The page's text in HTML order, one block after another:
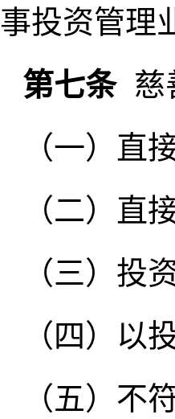
事投资管理
第七条慈
（一）直
（二）直
（三）投
（四）以
（五）不